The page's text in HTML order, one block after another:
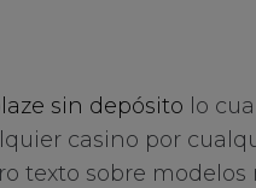
sin depósito lo
casino por
texto sobre modelos